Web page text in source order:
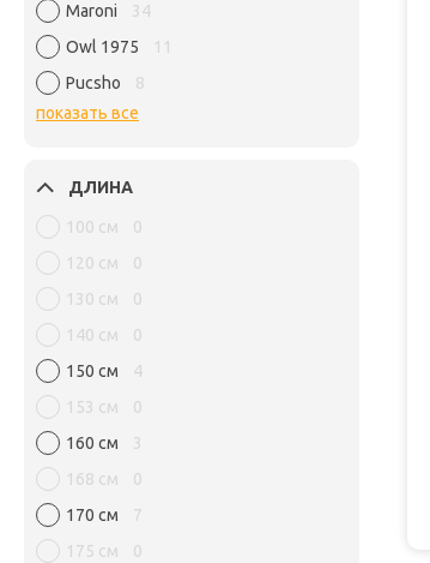
Maroni
34
Owl 1975
11
Pucsho
8
показать все
ДЛИНА
100 см
0
120 см
0
130 см
0
140 см
0
150 см
4
153 см
0
160 см
3
168 см
0
170 см
7
175 см
0